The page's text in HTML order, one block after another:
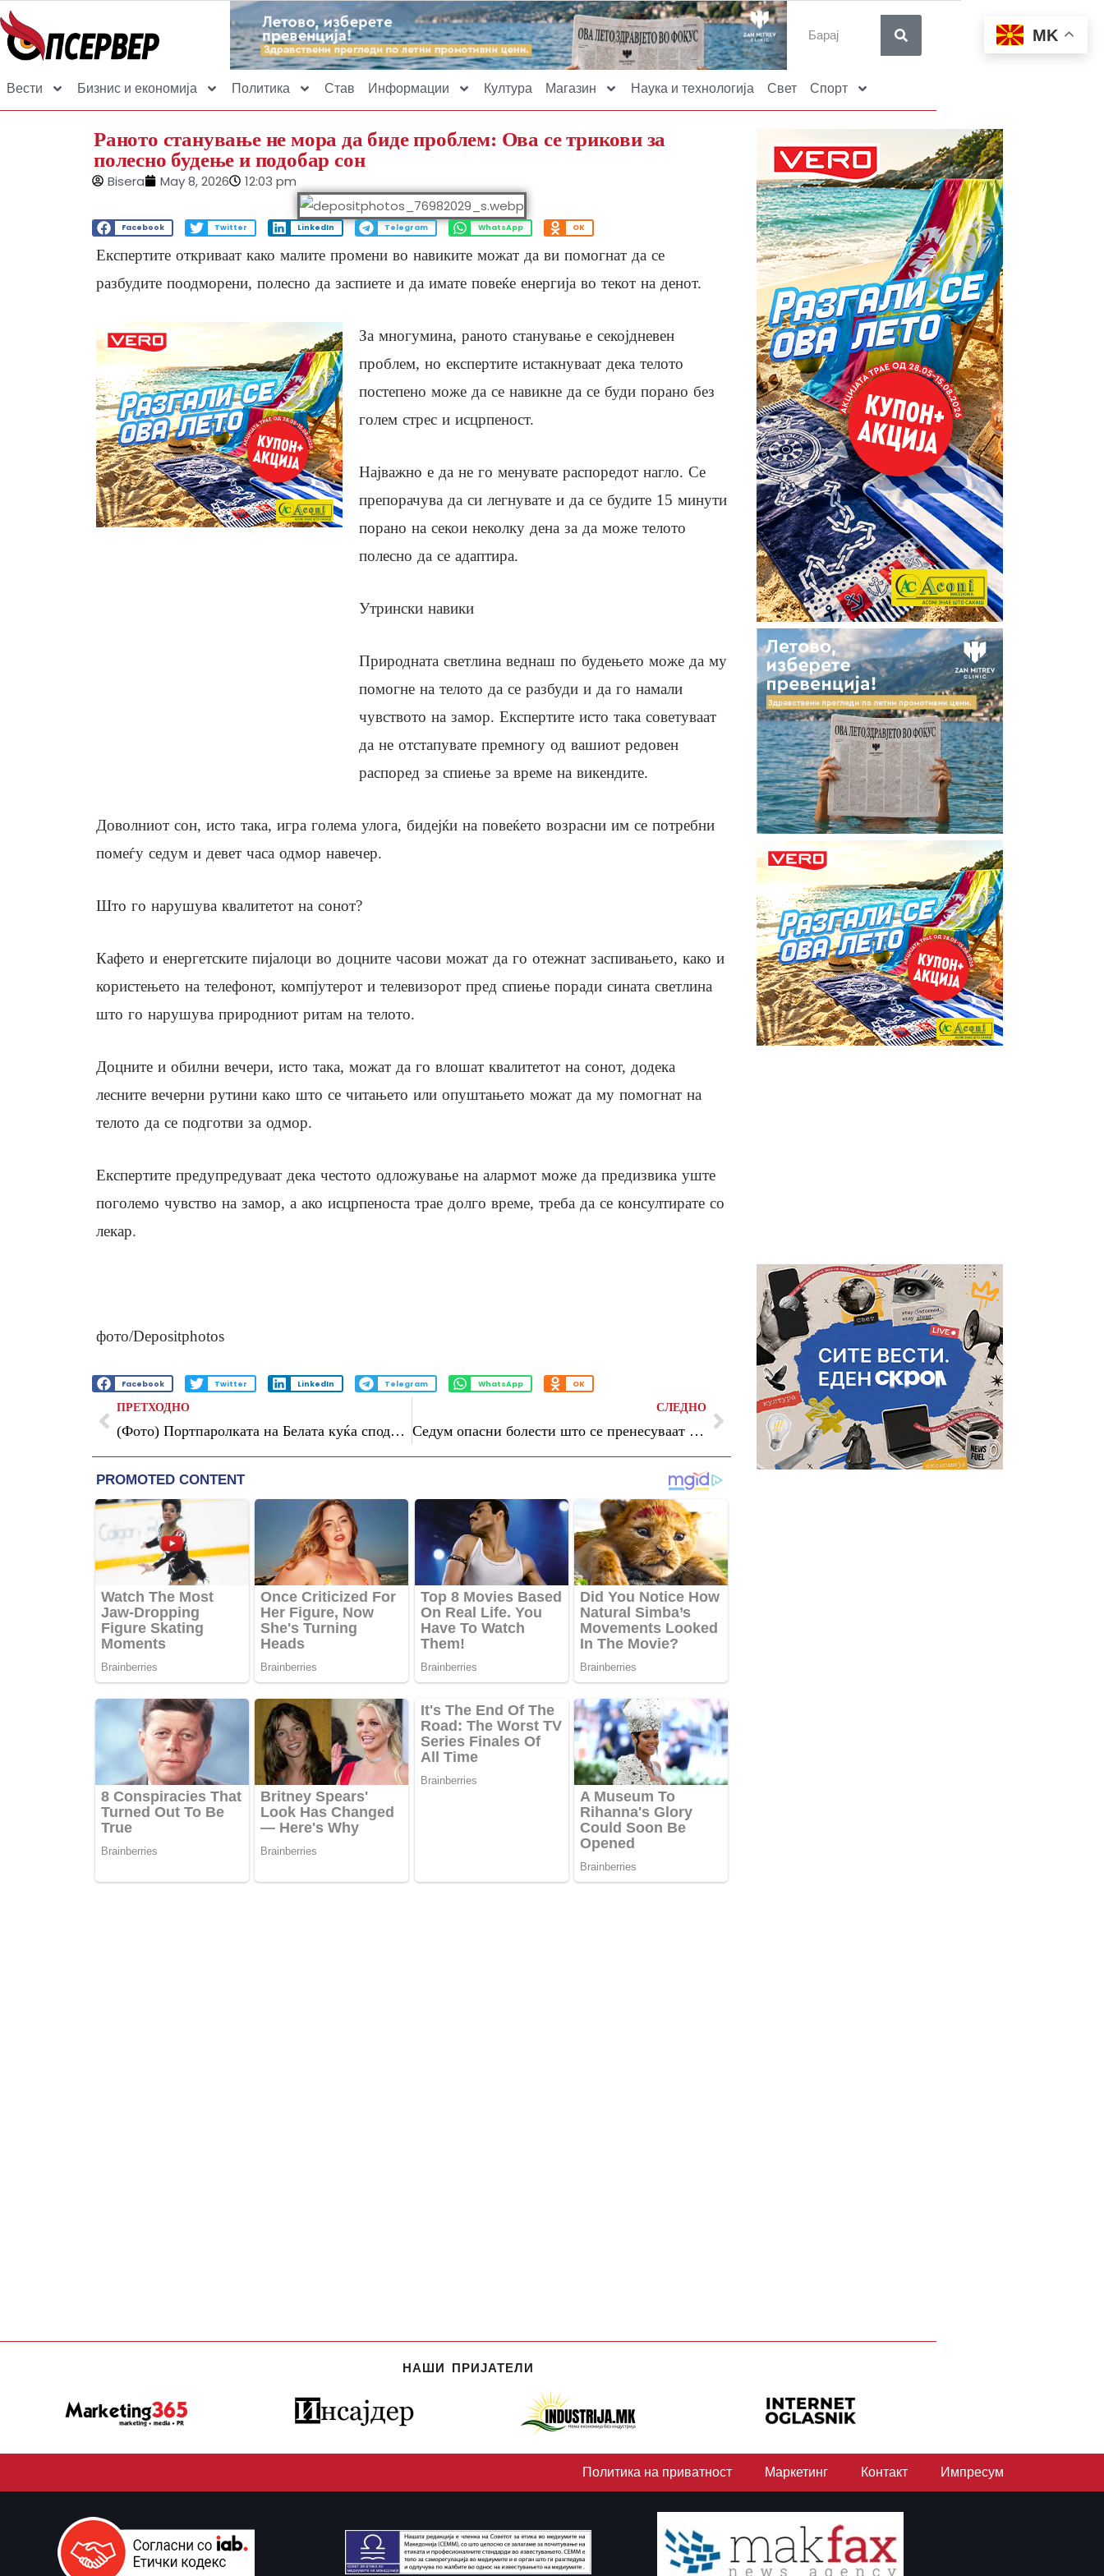
Вести Бизнис и економија Политика Став Информации Култура Магазин Наука и технологија Свет Спорт
Раното станување не мора да биде проблем: Ова се трикови за
полесно будење и подобар сон
Bisera May 8, 2026 12:03 pm
Facebook Twitter LinkedIn Telegram WhatsApp OK
Експертите откриваат како малите промени во навиките можат да ви помогнат да се
разбудите поодморени, полесно да заспиете и да имате повеќе енергија во текот на денот.
За многумина, раното станување е секојдневен
проблем, но експертите истакнуваат дека телото
постепено може да се навикне да се буди порано без
голем стрес и исцрпеност.
Најважно е да не го менувате распоредот нагло. Се
препорачува да си легнувате и да се будите 15 минути
порано на секои неколку дена за да може телото
полесно да се адаптира.
Утрински навики
Природната светлина веднаш по будењето може да му
помогне на телото да се разбуди и да го намали
чувството на замор. Експертите исто така советуваат
да не отстапувате премногу од вашиот редовен
распоред за спиење за време на викендите.
Доволниот сон, исто така, игра голема улога, бидејќи на повеќето возрасни им се потребни
помеѓу седум и девет часа одмор навечер.
Што го нарушува квалитетот на сонот?
Кафето и енергетските пијалоци во доцните часови можат да го отежнат заспивањето, како и
користењето на телефонот, компјутерот и телевизорот пред спиење поради сината светлина
што го нарушува природниот ритам на телото.
Доцните и обилни вечери, исто така, можат да го влошат квалитетот на сонот, додека
лесните вечерни рутини како што се читањето или опуштањето можат да му помогнат на
телото да се подготви за одмор.
Експертите предупредуваат дека честото одложување на алармот може да предизвика уште
поголемо чувство на замор, а ако исцрпеноста трае долго време, треба да се консултирате со
лекар.
фото/Depositphotos
Facebook Twitter LinkedIn Telegram WhatsApp OK
ПРЕТХОДНО
(Фото) Портпаролката на Белата куќа сподели фотографија со бебето Вивијана
СЛЕДНО
Седум опасни болести што се пренесуваат преку крлежи: Не смеете да ги игнорирате симптомите
НАШИ ПРИЈАТЕЛИ
Политика на приватност Маркетинг Контакт Импресум
MK